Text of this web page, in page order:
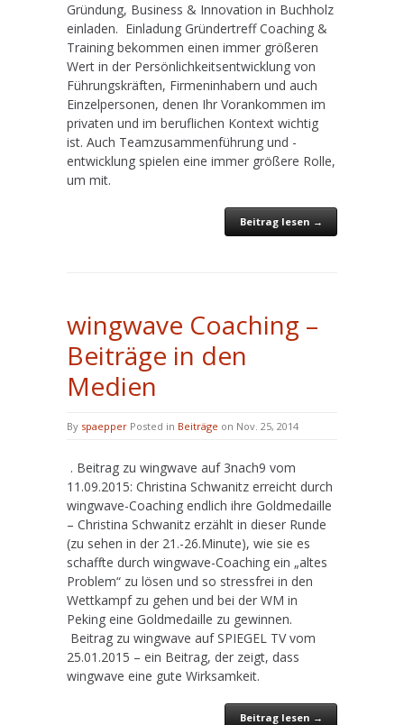
Gründung, Business & Innovation in Buchholz
einladen. Einladung Gründertreff Coaching &
Training bekommen einen immer größeren
Wert in der Persönlichkeitsentwicklung von
Führungskräften, Firmeninhabern und auch
Einzelpersonen, denen Ihr Vorankommen im
privaten und im beruflichen Kontext wichtig
ist. Auch Teamzusammenführung und -
entwicklung spielen eine immer größere Rolle,
um mit.
Beitrag lesen →
wingwave Coaching –
Beiträge in den
Medien
By spaepper Posted in Beiträge on Nov. 25, 2014
. Beitrag zu wingwave auf 3nach9 vom
11.09.2015: Christina Schwanitz erreicht durch
wingwave-Coaching endlich ihre Goldmedaille
– Christina Schwanitz erzählt in dieser Runde
(zu sehen in der 21.-26.Minute), wie sie es
schaffte durch wingwave-Coaching ein „altes
Problem“ zu lösen und so stressfrei in den
Wettkampf zu gehen und bei der WM in
Peking eine Goldmedaille zu gewinnen.
Beitrag zu wingwave auf SPIEGEL TV vom
25.01.2015 – ein Beitrag, der zeigt, dass
wingwave eine gute Wirksamkeit.
Beitrag lesen →